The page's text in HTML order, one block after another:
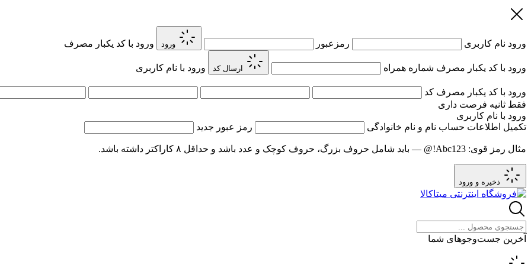
ورود نام کاربری رمزعبور ورود ورود با کد یکبار مصرف
ورود با کد یکبار مصرف شماره همراه ارسال کد ورود با نام کاربری
ورود با کد یکبار مصرف کد
فقط ثانیه فرصت داری
ورود با نام کاربری
تکمیل اطلاعات حساب نام و نام خانوادگی رمز عبور جدید
مثال رمز قوی: Abc123!@ — باید شامل حروف بزرگ، حروف کوچک و عدد باشد و حداقل ۸ کاراکتر داشته باشد.
ذخیره و ورود
آخرین جست‌وجوهای شما